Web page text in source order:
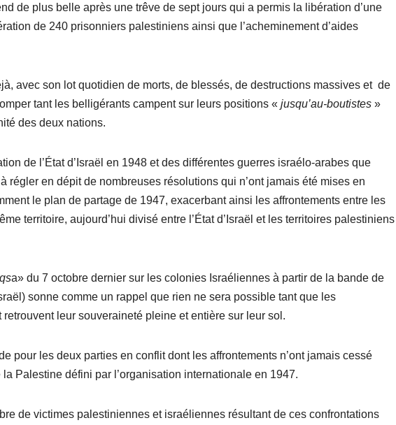
de plus belle après une trêve de sept jours qui a permis la libération d’une
de 240 prisonniers palestiniens ainsi que l’acheminement d’aides
avec son lot quotidien de morts, de blessés, de destructions massives et de
tant les belligérants campent sur leurs positions « jusqu’au-boutistes »
des deux nations.
de l’État d’Israël en 1948 et des différentes guerres israélo-arabes que
régler en dépit de nombreuses résolutions qui n’ont jamais été mises en
le plan de partage de 1947, exacerbant ainsi les affrontements entre les
territoire, aujourd’hui divisé entre l’État d’Israël et les territoires palestiniens
a» du 7 octobre dernier sur les colonies Israéliennes à partir de la bande de
sonne comme un rappel que rien ne sera possible tant que les
leur souveraineté pleine et entière sur leur sol.
pour les deux parties en conflit dont les affrontements n’ont jamais cessé
Palestine défini par l’organisation internationale en 1947.
de victimes palestiniennes et israéliennes résultant de ces confrontations